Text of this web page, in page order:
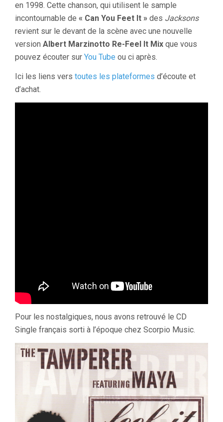
en 1998. Cette chanson, qui utilisent le sample
incontournable de « Can You Feet It » des Jacksons
revient sur le devant de la scène avec une nouvelle
version Albert Marzinotto Re-Feel It Mix que vous
pouvez écouter sur You Tube ou ci après.
Ici les liens vers toutes les plateformes d’écoute et
d’achat.
Pour les nostalgiques, nous avons retrouvé le CD
Single français sorti à l’époque chez Scorpio Music.